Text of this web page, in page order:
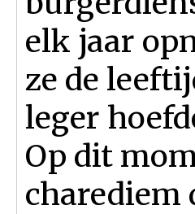
elk jaar
ze de
leger
Op dit
charediem